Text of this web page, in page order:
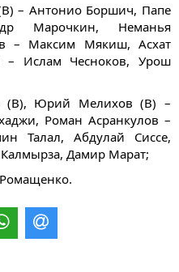
– Антонио Боршич, Папе
Марочкин, Неманья
– Максим Мякиш, Асхат
– Ислам Чесноков, Урош
(В), Юрий Мелихов (В) –
Роман Асранкулов –
Талал, Абдулай Сиссе,
Дамир Марат;